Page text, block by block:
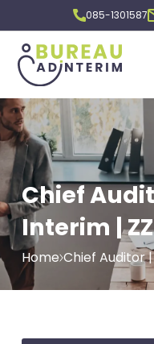
085-1301587
Chief
Interim |
Home Chief Auditor